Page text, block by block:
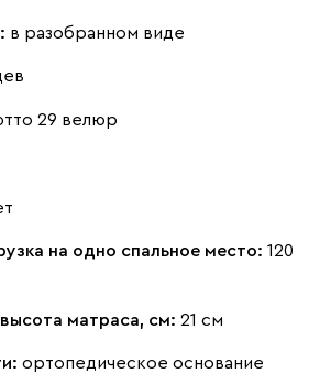
в разобранном виде
29 велюр
на одно спальное место: 120
матраса, см: 21 см
ортопедическое основание